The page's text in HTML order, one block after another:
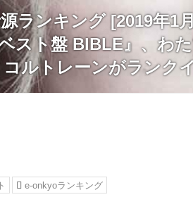
ランキング [2019年1
スト盤 BIBLE』、わ
ルトレーンがランク
e-onkyoランキング